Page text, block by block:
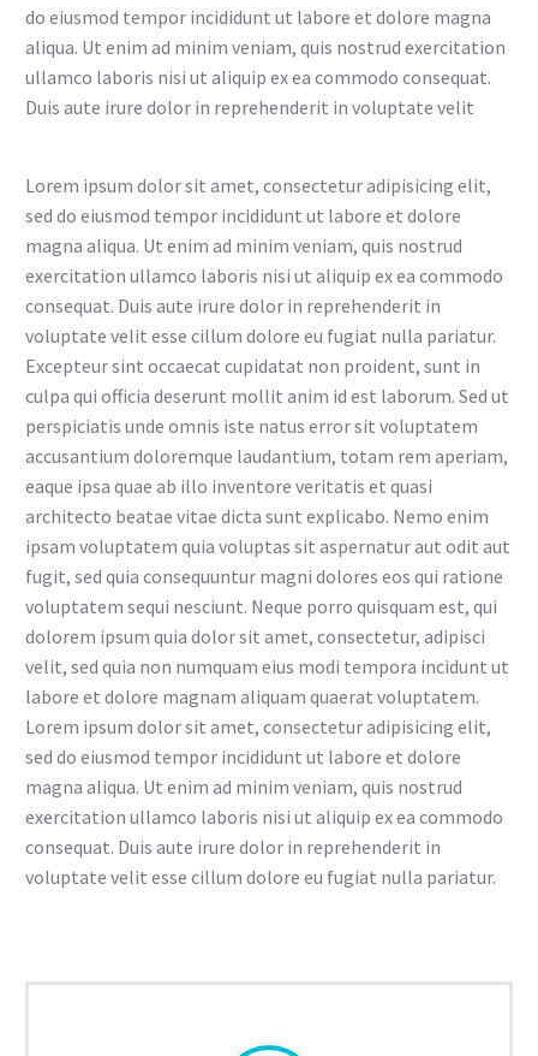
do eiusmod tempor incididunt ut labore et dolore magna
aliqua. Ut enim ad minim veniam, quis nostrud exercitation
ullamco laboris nisi ut aliquip ex ea commodo consequat.
Duis aute irure dolor in reprehenderit in voluptate velit
Lorem ipsum dolor sit amet, consectetur adipisicing elit,
sed do eiusmod tempor incididunt ut labore et dolore
magna aliqua. Ut enim ad minim veniam, quis nostrud
exercitation ullamco laboris nisi ut aliquip ex ea commodo
consequat. Duis aute irure dolor in reprehenderit in
voluptate velit esse cillum dolore eu fugiat nulla pariatur.
Excepteur sint occaecat cupidatat non proident, sunt in
culpa qui officia deserunt mollit anim id est laborum. Sed ut
perspiciatis unde omnis iste natus error sit voluptatem
accusantium doloremque laudantium, totam rem aperiam,
eaque ipsa quae ab illo inventore veritatis et quasi
architecto beatae vitae dicta sunt explicabo. Nemo enim
ipsam voluptatem quia voluptas sit aspernatur aut odit aut
fugit, sed quia consequuntur magni dolores eos qui ratione
voluptatem sequi nesciunt. Neque porro quisquam est, qui
dolorem ipsum quia dolor sit amet, consectetur, adipisci
velit, sed quia non numquam eius modi tempora incidunt ut
labore et dolore magnam aliquam quaerat voluptatem.
Lorem ipsum dolor sit amet, consectetur adipisicing elit,
sed do eiusmod tempor incididunt ut labore et dolore
magna aliqua. Ut enim ad minim veniam, quis nostrud
exercitation ullamco laboris nisi ut aliquip ex ea commodo
consequat. Duis aute irure dolor in reprehenderit in
voluptate velit esse cillum dolore eu fugiat nulla pariatur.